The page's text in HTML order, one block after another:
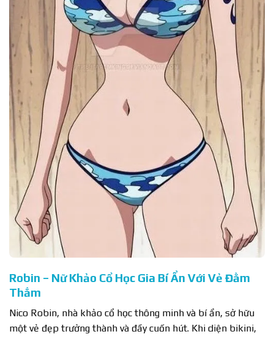
Robin – Nữ Khảo Cổ Học Gia Bí Ẩn Với Vẻ Đằm
Thắm
Nico Robin, nhà khảo cổ học thông minh và bí ẩn, sở hữu
một vẻ đẹp trưởng thành và đầy cuốn hút. Khi diện bikini,